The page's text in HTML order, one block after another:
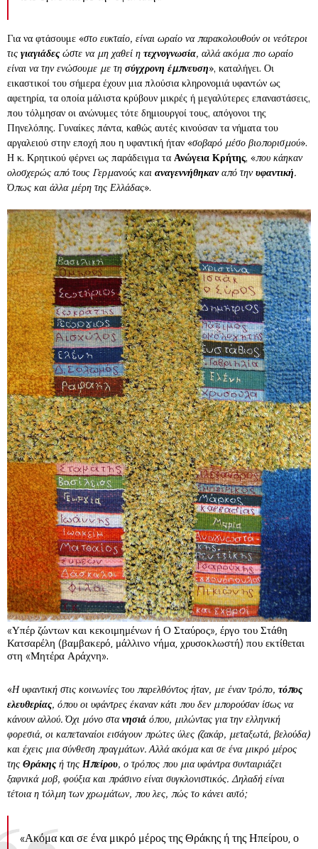
Για να φτάσουμε «στο ευκταίο, είναι ωραίο να παρακολουθούν οι νεότεροι
τις γιαγιάδες ώστε να μη χαθεί η τεχνογνωσία, αλλά ακόμα πιο ωραίο
είναι να την ενώσουμε με τη σύγχρονη έμπνευση», καταλήγει. Οι
εικαστικοί του σήμερα έχουν μια πλούσια κληρονομιά υφαντών ως
αφετηρία, τα οποία μάλιστα κρύβουν μικρές ή μεγαλύτερες επαναστάσεις,
που τόλμησαν οι ανώνυμες τότε δημιουργοί τους, απόγονοι της
Πηνελόπης. Γυναίκες πάντα, καθώς αυτές κινούσαν τα νήματα του
αργαλειού στην εποχή που η υφαντική ήταν «σοβαρό μέσο βιοπορισμού».
Η κ. Κρητικού φέρνει ως παράδειγμα τα Ανώγεια Κρήτης, «που κάηκαν
ολοσχερώς από τους Γερμανούς και αναγεννήθηκαναπό τηνυφαντική.
Όπως και άλλα μέρη της Ελλάδας».
«Υπέρ ζώντων και κεκοιμημένων ή Ο Σταύρος», έργο του Στάθη
Κατσαρέλη (βαμβακερό, μάλλινο νήμα, χρυσοκλωστή) που εκτίθεται
στη «Μητέρα Αράχνη».
«Η υφαντική στις κοινωνίες του παρελθόντος ήταν, με έναν τρόπο, τόπος
ελευθερίας, όπου οι υφάντρες έκαναν κάτι που δεν μπορούσαν ίσως να
κάνουν αλλού. Όχι μόνο στανησιά όπου, μιλώντας για την ελληνική
φορεσιά, οι καπεταναίοι εισάγουν πρώτες ύλες (ζακάρ, μεταξωτά, βελούδα)
και έχεις μια σύνθεση πραγμάτων. Αλλά ακόμα και σε ένα μικρό μέρος
της Θράκης ή της Ηπείρου, ο τρόπος που μια υφάντρα συνταιριάζει
ξαφνικά μοβ, φούξια και πράσινο είναι συγκλονιστικός. Δηλαδή είναι
τέτοια η τόλμη των χρωμάτων, που λες, πώς το κάνει αυτό;
«Ακόμα και σε ένα μικρό μέρος της Θράκης ή της Ηπείρου, ο